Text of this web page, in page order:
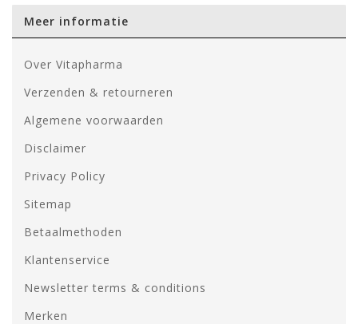
Meer informatie
Over Vitapharma
Verzenden & retourneren
Algemene voorwaarden
Disclaimer
Privacy Policy
Sitemap
Betaalmethoden
Klantenservice
Newsletter terms & conditions
Merken